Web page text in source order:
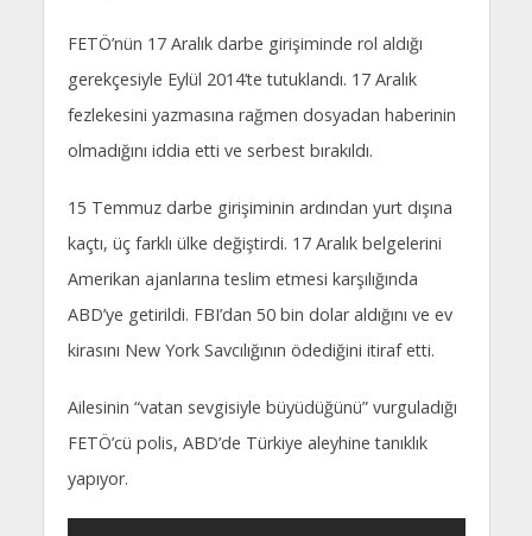
FETÖ’nün 17 Aralık darbe girişiminde rol aldığı
gerekçesiyle Eylül 2014’te tutuklandı. 17 Aralık
fezlekesini yazmasına rağmen dosyadan haberinin
olmadığını iddia etti ve serbest bırakıldı.
15 Temmuz darbe girişiminin ardından yurt dışına
kaçtı, üç farklı ülke değiştirdi. 17 Aralık belgelerini
Amerikan ajanlarına teslim etmesi karşılığında
ABD’ye getirildi. FBI’dan 50 bin dolar aldığını ve ev
kirasını New York Savcılığının ödediğini itiraf etti.
Ailesinin “vatan sevgisiyle büyüdüğünü” vurguladığı
FETÖ’cü polis, ABD’de Türkiye aleyhine tanıklık
yapıyor.